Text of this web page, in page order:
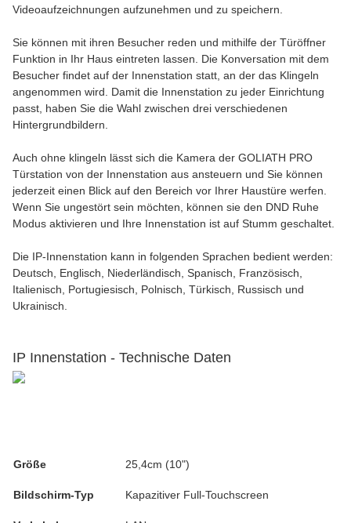
Videoaufzeichnungen aufzunehmen und zu speichern.
Sie können mit ihren Besucher reden und mithilfe der Türöffner
Funktion in Ihr Haus eintreten lassen. Die Konversation mit dem
Besucher findet auf der Innenstation statt, an der das Klingeln
angenommen wird. Damit die Innenstation zu jeder Einrichtung
passt, haben Sie die Wahl zwischen drei verschiedenen
Hintergrundbildern.
Auch ohne klingeln lässt sich die Kamera der GOLIATH PRO
Türstation von der Innenstation aus ansteuern und Sie können
jederzeit einen Blick auf den Bereich vor Ihrer Haustüre werfen.
Wenn Sie ungestört sein möchten, können sie den DND Ruhe
Modus aktivieren und Ihre Innenstation ist auf Stumm geschaltet.
Die IP-Innenstation kann in folgenden Sprachen bedient werden:
Deutsch, Englisch, Niederländisch, Spanisch, Französisch,
Italienisch, Portugiesisch, Polnisch, Türkisch, Russisch und
Ukrainisch.
IP Innenstation - Technische Daten
Größe 25,4cm (10")
Bildschirm-Typ Kapazitiver Full-Touchscreen